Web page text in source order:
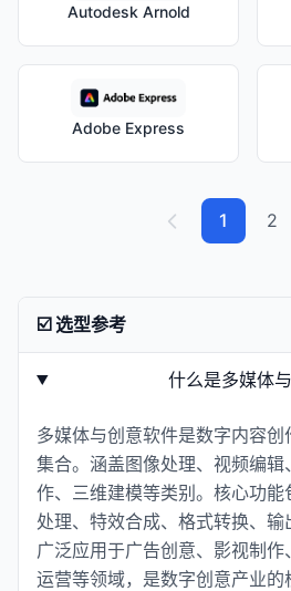
Autodesk Arnold
Adobe Express
1 2
☑️ 选型参考
什么是多媒体
多媒体与创意软件是数字内容
集合。涵盖图像处理、视频编辑
作、三维建模等类别。核心功
处理、特效合成、格式转换、
广泛应用于广告创意、影视制
运营等领域，是数字创意产业的